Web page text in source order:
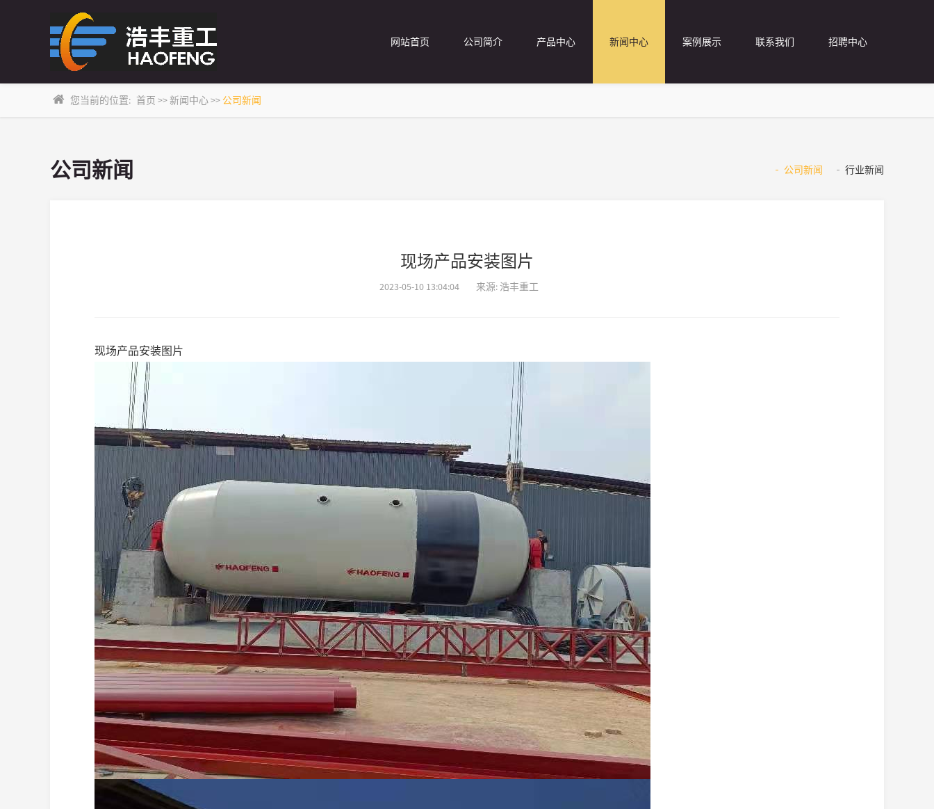
网站首页 公司简介 产品中心 新闻中心 案例展示 联系我们 招聘中心
您当前的位置: 首页 >>新闻中心>> 公司新闻
公司新闻 公司新闻 行业新闻
现场产品安装图片
2023-05-10 13:04:04 来源: 浩丰重工
现场产品安装图片